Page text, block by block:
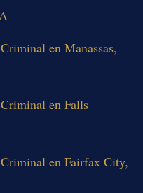
en Manassas,
en Falls
en Fairfax City,